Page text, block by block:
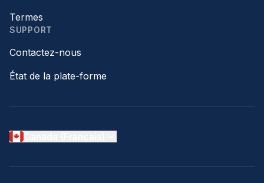
Termes
SUPPORT
Contactez-nous
État de la plate-forme